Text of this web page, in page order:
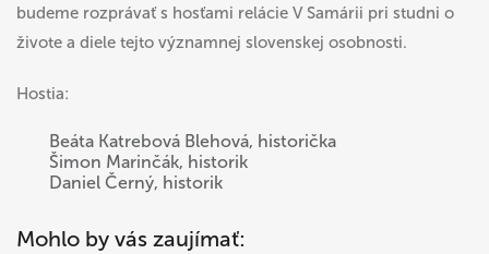
budeme rozprávať s hosťami relácie V Samárii pri studni o
živote a diele tejto významnej slovenskej osobnosti.
Hostia:
Beáta Katrebová Blehová, historička
Šimon Marinčák, historik
Daniel Černý, historik
Mohlo by vás zaujímať: